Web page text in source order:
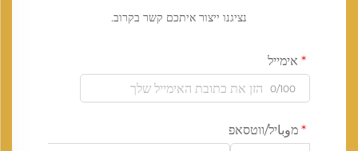
נציגנו ייצור איתכם קשר בקרוב.
אימייל
0/100
מوباיל/ווטסאפ